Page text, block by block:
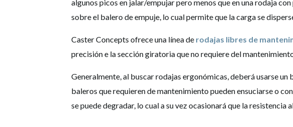
algunos picos en jalar/empujar pero menos que en una rodaja
sobre el balero de empuje, lo cual permite que la carga se
Caster Concepts ofrece una línea de rodajas libres de
precisión e la sección giratoria que no requiere del
Generalmente, al buscar rodajas ergonómicas, deberá usarse
baleros que requieren de mantenimiento pueden ensuciarse o
se puede degradar, lo cual a su vez ocasionará que la resistencia